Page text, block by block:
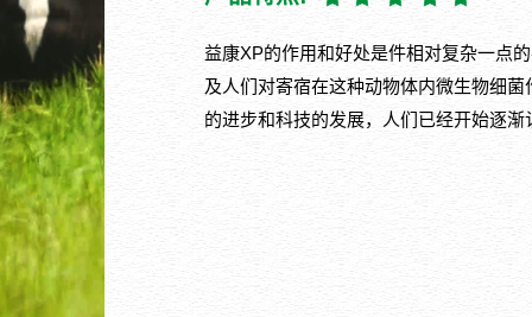
益康XP的作用和好处是件相对复杂一点
及人们对寄宿在这种动物体内微生物细
的进步和科技的发展，人们已经开始逐渐